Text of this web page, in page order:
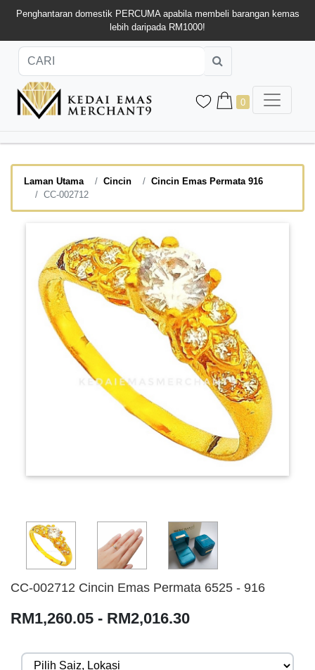
Penghantaran domestik PERCUMA apabila membeli barangan kemas
lebih daripada RM1000!
0
Laman Utama Cincin
Cincin Emas Permata 916
CC-002712
CC-002712 Cincin Emas Permata 6525 - 916
RM1,260.05 - RM2,016.30